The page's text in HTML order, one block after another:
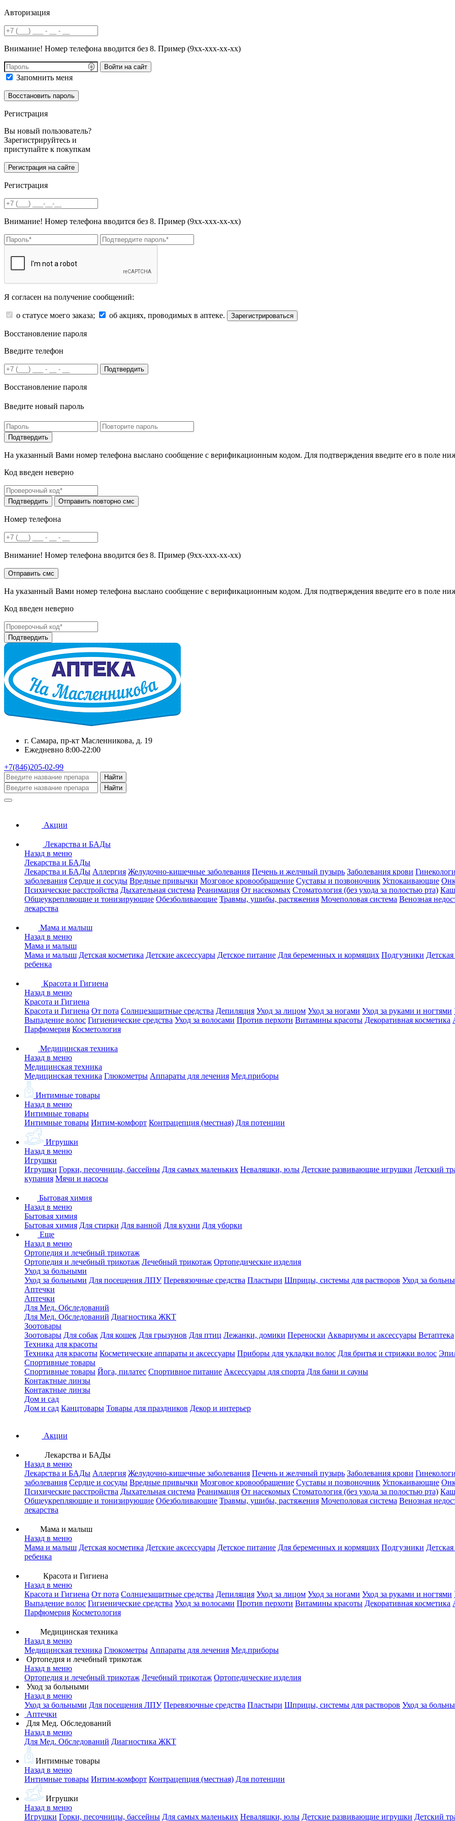
Авторизация
Внимание! Номер телефона вводится без 8. Пример (9хх-ххх-хх-хх)
Войти на сайт
Запомнить меня
Регистрация
Вы новый пользователь?
Зарегистрируйтесь и
приступайте к покупкам
Регистрация
Внимание! Номер телефона вводится без 8. Пример (9хх-ххх-хх-хх)
Я согласен на получение сообщений:
о статусе моего заказа; об акциях, проводимых в аптеке. Зарегистрироваться
Восстановление пароля
Введите телефон
Подтвердить
Восстановление пароля
Введите новый пароль
На указанный Вами номер телефона выслано сообщение с верификационным кодом. Для подтверждения введите его в поле
Код введен неверно
Номер телефона
Внимание! Номер телефона вводится без 8. Пример (9хх-ххх-хх-хх)
На указанный Вами номер телефона выслано сообщение с верификационным кодом. Для подтверждения введите его в поле
Код введен неверно
г. Самара, пр-кт Масленникова, д. 19
Ежедневно 8:00-22:00
+7(846)205-02-99
Найти
Найти
Акции
Лекарства и БАДы
Назад в меню
Лекарства и БАДы
Лекарства и БАДы Аллергия Желудочно-кишечные заболевания Печень и желчный пузырь Заболевания крови
заболевания Сердце и сосуды Вредные привычки Мозговое кровообращение Суставы и позвоночник Успокаивающие
Психические расстройства Дыхательная система Реанимация От насекомых Стоматология (без ухода за полостью рта)
Общеукрепляющие и тонизирующие Обезболивающие Травмы, ушибы, растяжения Мочеполовая система Венозная
лекарства
Мама и малыш
Назад в меню
Мама и малыш
Мама и малыш Детская косметика Детские аксессуары Детское питание Для беременных и кормящих Подгузники
ребенка
Красота и Гигиена
Назад в меню
Красота и Гигиена
Красота и Гигиена От пота Солнцезащитные средства Депиляция Уход за лицом Уход за ногами Уход за руками и ногтями
Выпадение волос Гигиенические средства Уход за волосами Против перхоти Витамины красоты Декоративная косметика
Парфюмерия Косметология
Медицинская техника
Назад в меню
Медицинская техника
Медицинская техника Глюкометры Аппараты для лечения Мед.приборы
Интимные товары
Назад в меню
Интимные товары
Интимные товары Интим-комфорт Контрацепция (местная) Для потенции
Игрушки
Назад в меню
Игрушки
Игрушки Горки, песочницы, бассейны Для самых маленьких Неваляшки, юлы Детские развивающие игрушки Детский
купания Мячи и насосы
Бытовая химия
Назад в меню
Бытовая химия
Бытовая химия Для стирки Для ванной Для кухни Для уборки
Еще
Назад в меню
Ортопедия и лечебный трикотаж
Ортопедия и лечебный трикотаж Лечебный трикотаж Ортопедические изделия
Уход за больными
Уход за больными Для посещения ЛПУ Перевязочные средства Пластыри Шприцы, системы для растворов Уход за
Аптечки
Аптечки
Для Мед. Обследований
Для Мед. Обследований Диагностика ЖКТ
Зоотовары
Зоотовары Для собак Для кошек Для грызунов Для птиц Лежанки, домики Переноски Аквариумы и аксессуары Ветаптека
Техника для красоты
Техника для красоты Косметические аппараты и аксессуары Приборы для укладки волос Для бритья и стрижки волос
Спортивные товары
Спортивные товары Йога, пилатес Спортивное питание Аксессуары для спорта Для бани и сауны
Контактные линзы
Контактные линзы
Дом и сад
Дом и сад Канцтовары Товары для праздников Декор и интерьер
Акции
Лекарства и БАДы
Назад в меню
Лекарства и БАДы Аллергия Желудочно-кишечные заболевания Печень и желчный пузырь Заболевания крови
заболевания Сердце и сосуды Вредные привычки Мозговое кровообращение Суставы и позвоночник Успокаивающие
Психические расстройства Дыхательная система Реанимация От насекомых Стоматология (без ухода за полостью рта)
Общеукрепляющие и тонизирующие Обезболивающие Травмы, ушибы, растяжения Мочеполовая система Венозная
лекарства
Мама и малыш
Назад в меню
Мама и малыш Детская косметика Детские аксессуары Детское питание Для беременных и кормящих Подгузники
ребенка
Красота и Гигиена
Назад в меню
Красота и Гигиена От пота Солнцезащитные средства Депиляция Уход за лицом Уход за ногами Уход за руками и ногтями
Выпадение волос Гигиенические средства Уход за волосами Против перхоти Витамины красоты Декоративная косметика
Парфюмерия Косметология
Медицинская техника
Назад в меню
Медицинская техника Глюкометры Аппараты для лечения Мед.приборы
Ортопедия и лечебный трикотаж
Назад в меню
Ортопедия и лечебный трикотаж Лечебный трикотаж Ортопедические изделия
Уход за больными
Назад в меню
Уход за больными Для посещения ЛПУ Перевязочные средства Пластыри Шприцы, системы для растворов Уход за
Аптечки
Для Мед. Обследований
Назад в меню
Для Мед. Обследований Диагностика ЖКТ
Интимные товары
Назад в меню
Интимные товары Интим-комфорт Контрацепция (местная) Для потенции
Игрушки
Назад в меню
Игрушки Горки, песочницы, бассейны Для самых маленьких Неваляшки, юлы Детские развивающие игрушки Детский